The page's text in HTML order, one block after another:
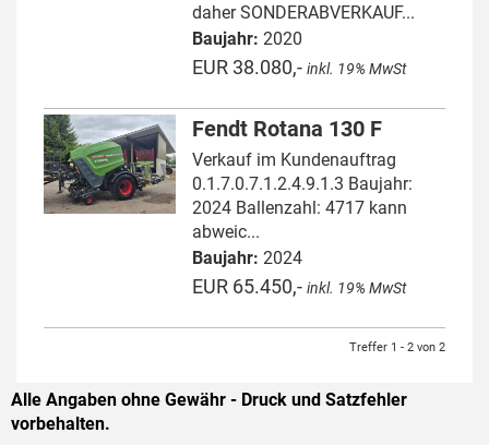
daher SONDERABVERKAUF...
Baujahr: 2020
EUR 38.080,- inkl. 19% MwSt
Fendt Rotana 130 F
Verkauf im Kundenauftrag
0.1.7.0.7.1.2.4.9.1.3 Baujahr:
2024 Ballenzahl: 4717 kann
abweic...
Baujahr: 2024
EUR 65.450,- inkl. 19% MwSt
Treffer 1 - 2 von 2
Alle Angaben ohne Gewähr - Druck und Satzfehler
vorbehalten.